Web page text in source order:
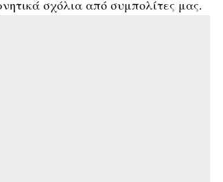
σχόλια από συμπολίτες μας.